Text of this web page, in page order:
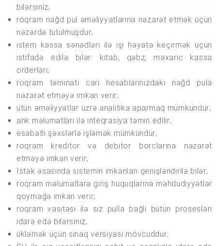
bilərsiniz;
roqram nağd pul əməliyyatlarına nəzarət etmək üçün
nəzərdə tutulmuşdur;
istem kassa sənədləri ilə işi həyata keçirmək üçün
istifadə edilə bilər: kitab, qəbz, məxaric kassa
orderləri;
roqram təminatı cari hesablarınızdakı nağd pula
nəzarət etməyə imkan verir;
ütün əməliyyatlar üzrə analitika aparmaq mümkündür;
ank məlumatları ilə inteqrasiya təmin edilir;
esabatlı şəxslərlə işləmək mümkündür;
roqram kreditor və debitor borclarına nəzarət
etməyə imkan verir;
İstək əsasında sistemin imkanları genişləndirilə bilər;
roqram məlumatlara giriş hüquqlarına məhdudiyyətlər
qoymağa imkan verir;
roqram vasitəsi ilə siz pulla bağlı bütün prosesləri
idarə edə bilərsiniz;
ükləmək üçün sınaq versiyası mövcuddur;